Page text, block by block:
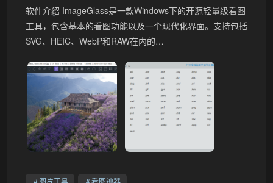
软件介绍 ImageGlass是一款Windows下的开源轻量级看图
工具，包含基本的看图功能以及一个现代化界面。支持包括
SVG、HEIC、WebP和RAW在内的…
图片工具 看图神器